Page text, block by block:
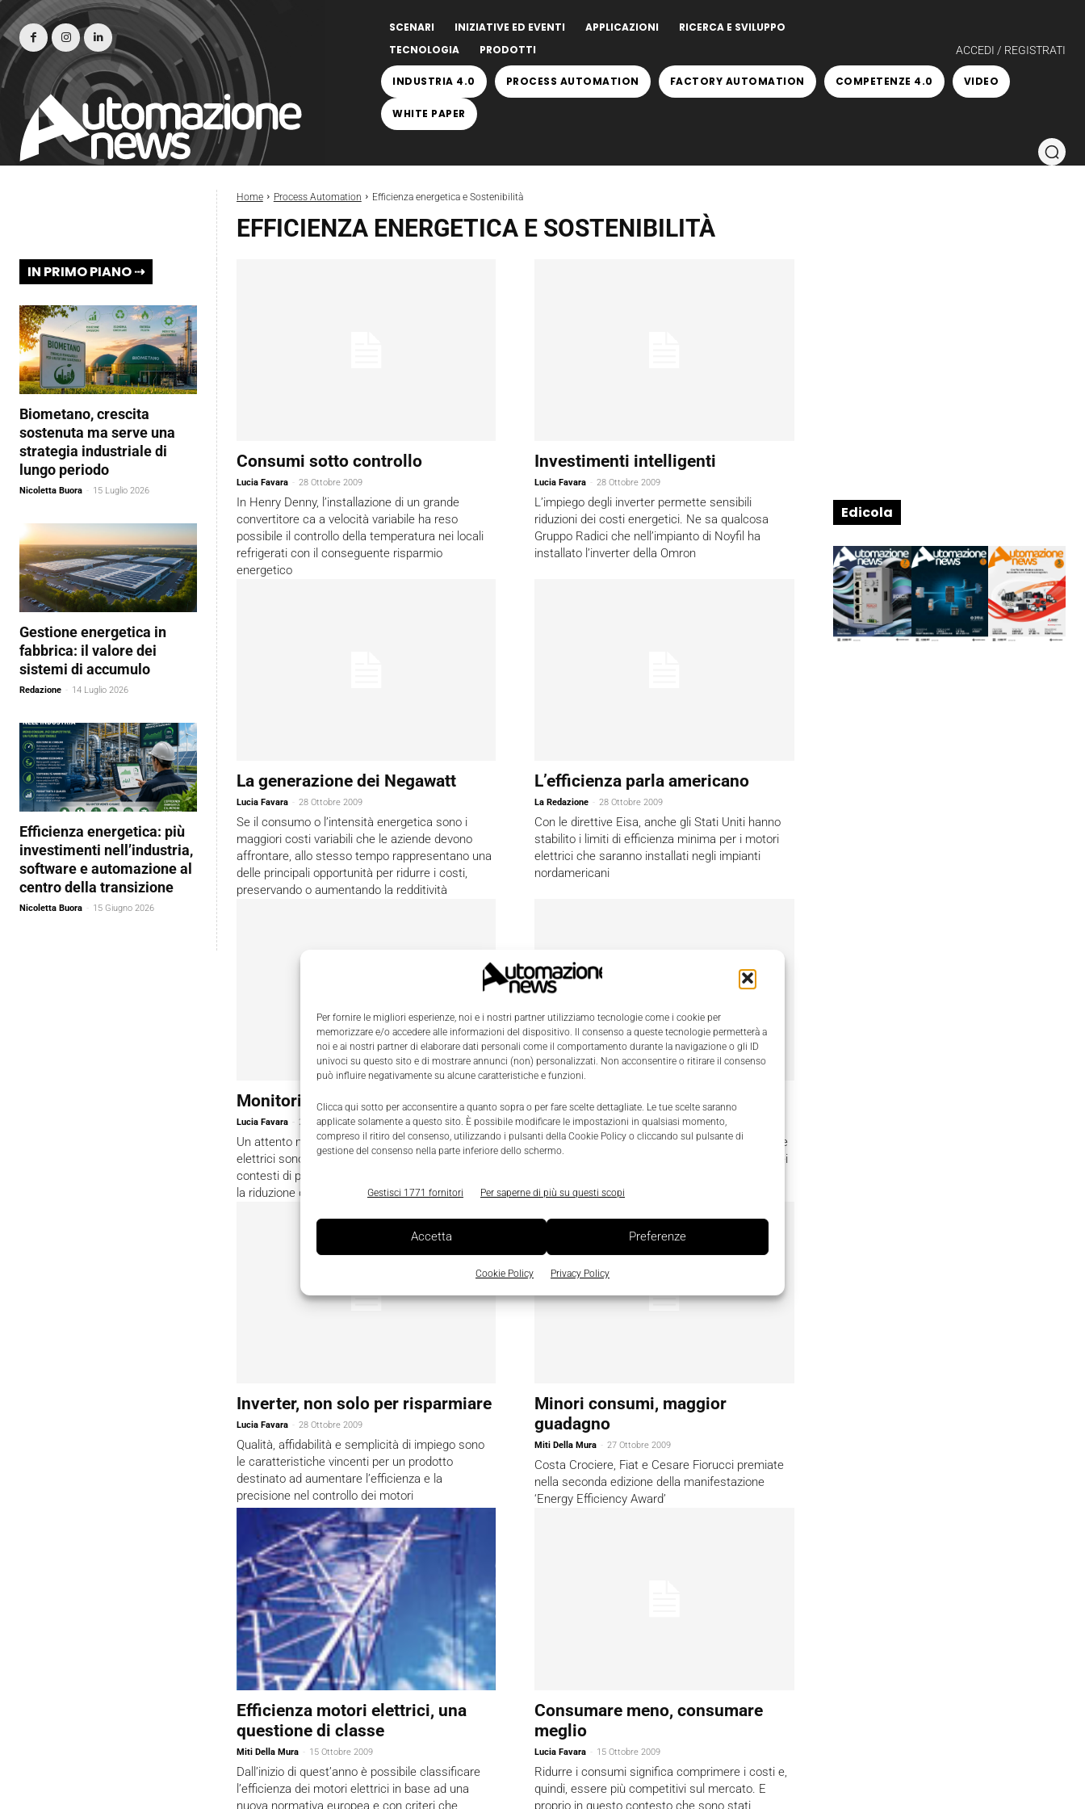
Per fornire le migliori esperienze, noi e i nostri partner utilizziamo tecnologie come i cookie per
memorizzare e/o accedere alle informazioni del dispositivo. Il consenso a queste tecnologie permetterà a
noi e ai nostri partner di elaborare dati personali come il comportamento durante la navigazione o gli ID
univoci su questo sito e di mostrare annunci (non) personalizzati. Non acconsentire o ritirare il consenso
può influire negativamente su alcune caratteristiche e funzioni.
Clicca qui sotto per acconsentire a quanto sopra o per fare scelte dettagliate. Le tue scelte saranno
applicate solamente a questo sito. È possibile modificare le impostazioni in qualsiasi momento,
compreso il ritiro del consenso, utilizzando i pulsanti della Cookie Policy o cliccando sul pulsante di
gestione del consenso nella parte inferiore dello schermo.
Gestisci 1771 fornitori Per saperne di più su questi scopi
Accetta Preferenze
Cookie Policy Privacy Policy
SCENARI INIZIATIVE ED EVENTI APPLICAZIONI
RICERCA E SVILUPPO
TECNOLOGIA
PRODOTTI ACCEDI / REGISTRATI
INDUSTRIA 4.0 PROCESS AUTOMATION FACTORY AUTOMATION COMPETENZE 4.0 VIDEO
WHITE PAPER
Home Process Automation Efficienza energetica e Sostenibilità
EFFICIENZA ENERGETICA E SOSTENIBILITÀ
IN PRIMO PIANO ⇢
Biometano, crescita
sostenuta ma serve una
strategia industriale di
lungo periodo
Nicoletta Buora - 15 Luglio 2026
Gestione energetica in
fabbrica: il valore dei
sistemi di accumulo
Redazione - 14 Luglio 2026
Efficienza energetica: più
investimenti nell’industria,
software e automazione al
centro della transizione
Nicoletta Buora - 15 Giugno 2026
Consumi sotto controllo
Lucia Favara - 28 Ottobre 2009
In Henry Denny, l’installazione di un grande
convertitore ca a velocità variabile ha reso
possibile il controllo della temperatura nei locali
refrigerati con il conseguente risparmio
energetico
Investimenti intelligenti
Lucia Favara - 28 Ottobre 2009
L’impiego degli inverter permette sensibili
riduzioni dei costi energetici. Ne sa qualcosa
Gruppo Radici che nell’impianto di Noyfil ha
installato l’inverter della Omron
La generazione dei Negawatt
Lucia Favara - 28 Ottobre 2009
Se il consumo o l’intensità energetica sono i
maggiori costi variabili che le aziende devono
affrontare, allo stesso tempo rappresentano una
delle principali opportunità per ridurre i costi,
preservando o aumentando la redditività
L’efficienza parla americano
La Redazione - 28 Ottobre 2009
Con le direttive Eisa, anche gli Stati Uniti hanno
stabilito i limiti di efficienza minima per i motori
elettrici che saranno installati negli impianti
nordamericani
Monitoriamo i consumi
Lucia Favara - 28 Ottobre 2009
Un attento monitoraggio e un’analisi dei consumi
elettrici sono più che mai d’obbligo negli attuali
contesti di produzione in cui l’obiettivo generale è
la riduzione dei costi
L’unione fa la forza
Lucia Favara - 28 Ottobre 2009
Non esiste una tecnologia in grado di soddisfare
da sola i requisiti di efficienza, ma è l’insieme dei
Inverter, non solo per risparmiare
Lucia Favara - 28 Ottobre 2009
Qualità, affidabilità e semplicità di impiego sono
le caratteristiche vincenti per un prodotto
destinato ad aumentare l’efficienza e la
precisione nel controllo dei motori
Minori consumi, maggior
guadagno
Miti Della Mura - 27 Ottobre 2009
Costa Crociere, Fiat e Cesare Fiorucci premiate
nella seconda edizione della manifestazione
‘Energy Efficiency Award’
Efficienza motori elettrici, una
questione di classe
Miti Della Mura - 15 Ottobre 2009
Dall’inizio di quest’anno è possibile classificare
l’efficienza dei motori elettrici in base ad una
nuova normativa europea e con criteri che
Consumare meno, consumare
meglio
Lucia Favara - 15 Ottobre 2009
Ridurre i consumi significa comprimere i costi e,
quindi, essere più competitivi sul mercato. E
proprio in questo contesto che sono stati
Edicola